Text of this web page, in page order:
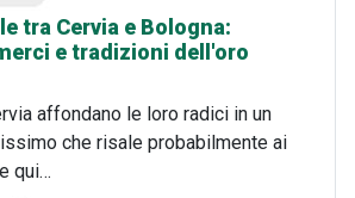
tra Cervia e Bologna:
e tradizioni dell'oro
affondano le loro radici in un
che risale probabilmente ai
qui…